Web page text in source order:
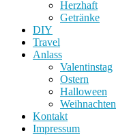
Herzhaft
Getränke
DIY
Travel
Anlass
Valentinstag
Ostern
Halloween
Weihnachten
Kontakt
Impressum